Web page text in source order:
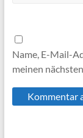
Name, E-Mail-
meinen